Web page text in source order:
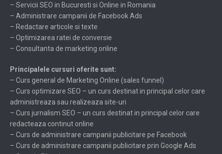
– Servicii SEO in Bucuresti si Online in Romania
– Administrare campanii de Facebook Ads
– Redactare articole si texte
– Optimizarea ratei de conversie
– Consultanta de marketing online
Principalele cursuri oferite sunt:
– Curs general de Marketing Online (sales funnel)
– Curs optimizare SEO – un curs destinat in principal celor care
administreaza sau realizeaza site-uri
– Curs jurnalism SEO – un curs destinat in principal celor care
redacteaza continut online
– Curs de administrare campanii publicitare pe Facebook
– Curs de administrare campanii publicitare prin Google Ads